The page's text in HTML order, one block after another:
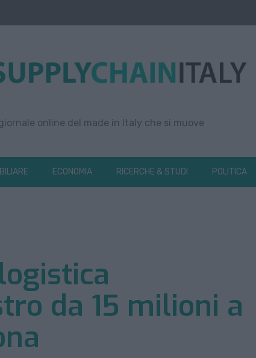
online del made in Italy che si muove
ECONOMIA RICERCHE & STUDI POLITICA
da 15 milioni a